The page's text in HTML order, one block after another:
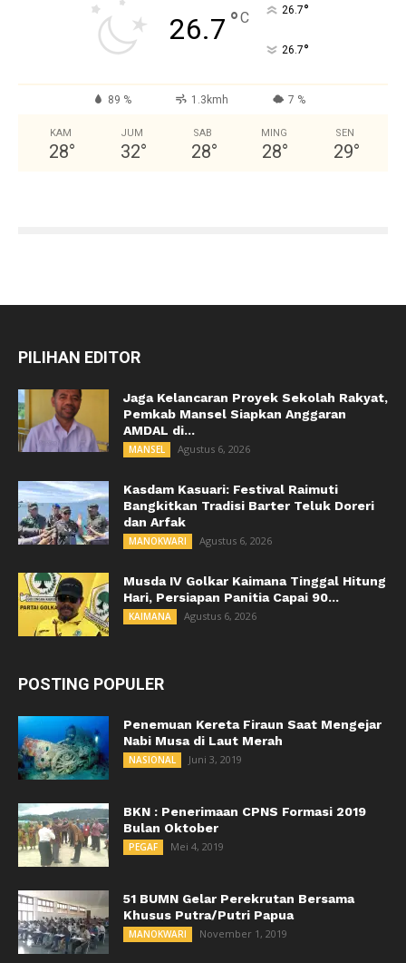
26.7 °C 26.7°
26.7°
89 % 1.3kmh 7 %
KAM
28°
JUM
32°
SAB
28°
MING
28°
SEN
29°
PILIHAN EDITOR
Jaga Kelancaran Proyek Sekolah Rakyat,
Pemkab Mansel Siapkan Anggaran
AMDAL di...
MANSEL Agustus 6, 2026
Kasdam Kasuari: Festival Raimuti
Bangkitkan Tradisi Barter Teluk Doreri
dan Arfak
MANOKWARI Agustus 6, 2026
Musda IV Golkar Kaimana Tinggal Hitung
Hari, Persiapan Panitia Capai 90...
KAIMANA Agustus 6, 2026
POSTING POPULER
Penemuan Kereta Firaun Saat Mengejar
Nabi Musa di Laut Merah
NASIONAL Juni 3, 2019
BKN : Penerimaan CPNS Formasi 2019
Bulan Oktober
PEGAF Mei 4, 2019
51 BUMN Gelar Perekrutan Bersama
Khusus Putra/Putri Papua
MANOKWARI November 1, 2019